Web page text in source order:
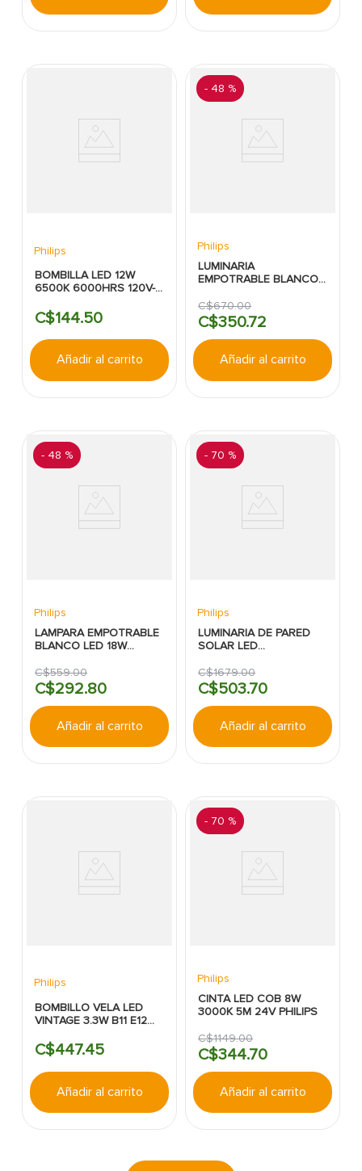
Philips
BOMBILLA LED 12W
6500K 6000HRS 120V-
PHILIPS
C$144.50
Añadir al carrito
- 48 %
Philips
LUMINARIA
EMPOTRABLE BLANCO
6500K REDONDO
PHILLIPS
C$670.00
C$350.72
Añadir al carrito
- 48 %
Philips
LAMPARA EMPOTRABLE
BLANCO LED 18W
REDONDO DL252
PHILIPS
C$559.00
C$292.80
Añadir al carrito
- 70 %
Philips
LUMINARIA DE PARED
SOLAR LED
LED300 1.3W 300LM
6500K PHILIPS
C$1679.00
C$503.70
Añadir al carrito
Philips
BOMBILLO VELA LED
VINTAGE 3.3W B11 E12
C$447.45
Añadir al carrito
- 70 %
Philips
CINTA LED COB 8W
3000K 5M 24V PHILIPS
C$1149.00
C$344.70
Añadir al carrito